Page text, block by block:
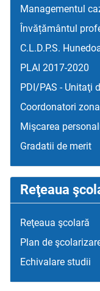
Managementul
Învățământul
C.L.D.P.S.
PLAI 2017-2020
PDI/PAS - Unitaţi
Coordonatori
Mişcarea
Gradatii de merit
Reţeaua
Reţeaua şcolară
Plan de
Echivalare studii